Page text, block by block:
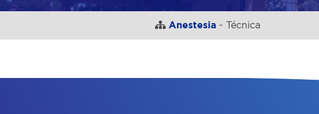
Anestesia - Técnica